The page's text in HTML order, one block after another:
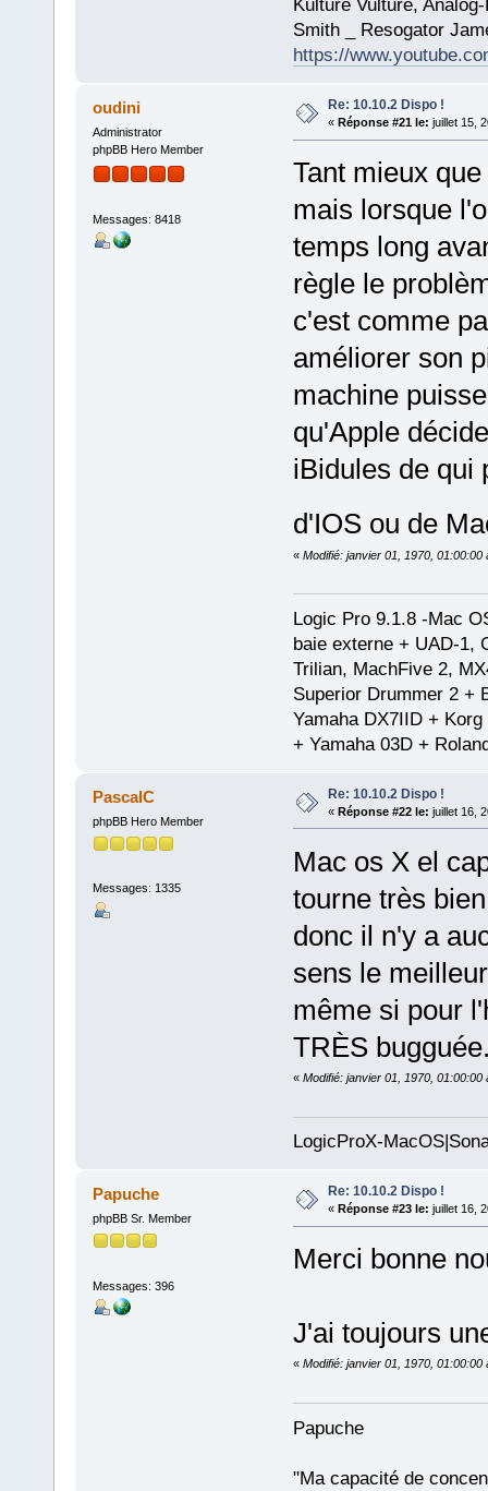
Kulture Vulture,
Smith _ Resogator
https://
oudini
Administrator
phpBB Hero Member
Messages: 8418
Re: 10.10.2 Dispo !
« Réponse #21 le: juillet 15,
Tant mieux
mais lorsque
temps long
règle le
c'est comme
améliorer son
machine
qu'Apple
iBidules de qui
d'IOS ou de
« Modifié: janvier 01, 1970, 01:00:00
Logic Pro 9.1.8 -Mac
baie externe + UAD-1,
Trilian, MachFive 2,
Superior Drummer 2 +
Yamaha DX7IID +
+ Yamaha 03D +
PascalC
phpBB Hero Member
Messages: 1335
Re: 10.10.2 Dispo !
« Réponse #22 le: juillet 16,
Mac os X el
tourne très
donc il n'y a
sens le
même si pour
TRÈS
« Modifié: janvier 01, 1970, 01:00:00
LogicProX-
Papuche
phpBB Sr. Member
Messages: 396
Re: 10.10.2 Dispo !
« Réponse #23 le: juillet 16,
Merci bonne
J'ai toujours
« Modifié: janvier 01, 1970, 01:00:00
Papuche
"Ma capacité de